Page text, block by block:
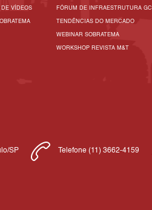
DE VÍDEOS FÓRUM DE INFRAESTRUTURA GC
TENDÊNCIAS DO MERCADO
WEBINAR SOBRATEMA
WORKSHOP REVISTA M&T
SP Telefone (11) 3662-4159